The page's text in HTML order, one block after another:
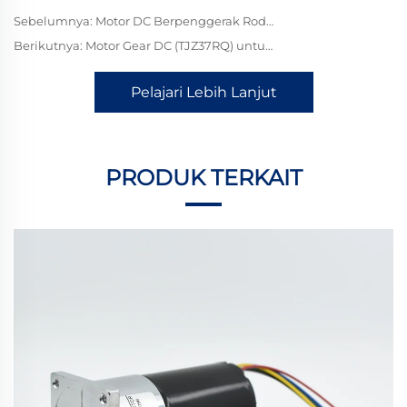
Sebelumnya: Motor DC Berpenggerak Roda Gigi TJX28ZRM untuk Dispenser Air Hewan Peliharaan: Penggerak Inti Mini, Mengedarkan Air Segar demi Hidrasi Hewan Peliharaan
Berikutnya: Motor Gear DC (TJZ37RQ) untuk Kursi Toilet Cerdas: Sanitasi Cerdas, Meningkatkan Kenyamanan Harian
Pelajari Lebih Lanjut
PRODUK TERKAIT